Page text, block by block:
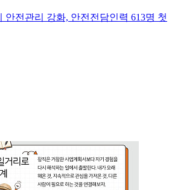
안전관리 강화, 안전전담인력 613명 첫